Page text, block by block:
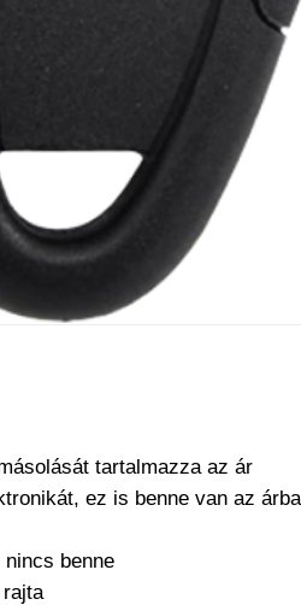
tartalmazza az ár
ez is benne van az
benne
rajta